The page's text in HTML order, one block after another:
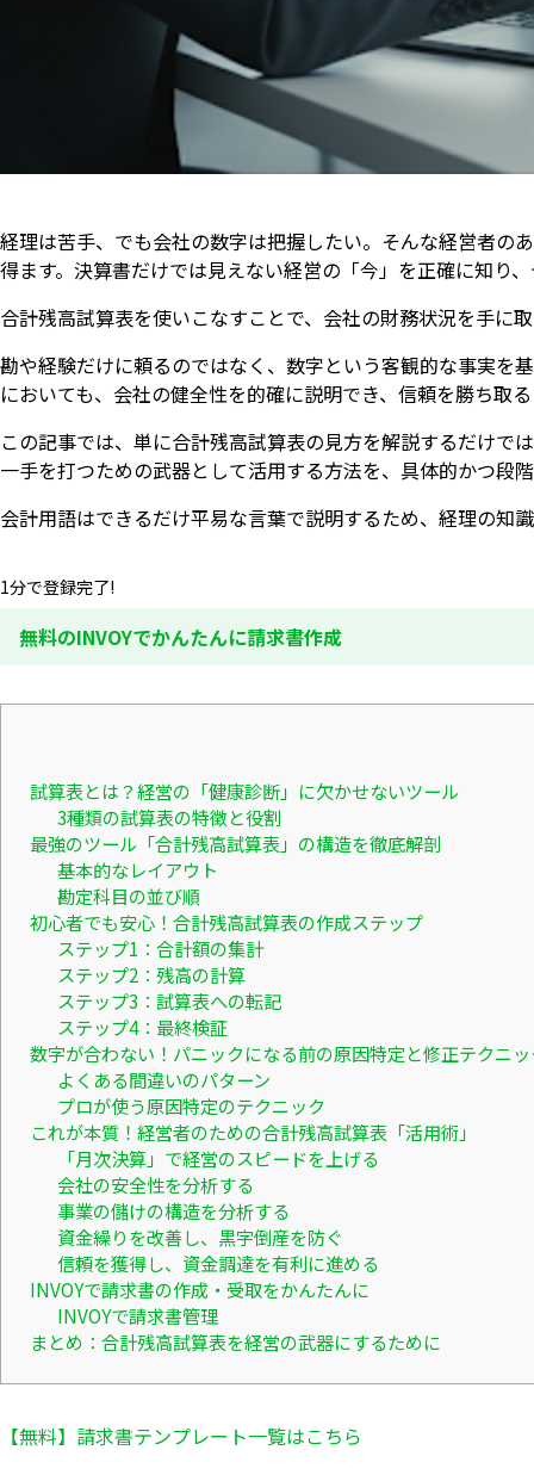
経理は苦手、でも会社の数字は把握したい。そんな経営者の
得ます。決算書だけでは見えない経営の「今」を正確に知り
合計残高試算表を使いこなすことで、会社の財務状況を手に
勘や経験だけに頼るのではなく、数字という客観的な事実を
においても、会社の健全性を的確に説明でき、信頼を勝ち取
この記事では、単に合計残高試算表の見方を解説するだけで
一手を打つための武器として活用する方法を、具体的かつ段
会計用語はできるだけ平易な言葉で説明するため、経理の知
1分で登録完了!
無料のINVOYでかんたんに請求書作成
試算表とは？経営の「健康診断」に欠かせないツール
3種類の試算表の特徴と役割
最強のツール「合計残高試算表」の構造を徹底解剖
基本的なレイアウト
勘定科目の並び順
初心者でも安心！合計残高試算表の作成ステップ
ステップ1：合計額の集計
ステップ2：残高の計算
ステップ3：試算表への転記
ステップ4：最終検証
数字が合わない！パニックになる前の原因特定と修正テクニ
よくある間違いのパターン
プロが使う原因特定のテクニック
これが本質！経営者のための合計残高試算表「活用術」
「月次決算」で経営のスピードを上げる
会社の安全性を分析する
事業の儲けの構造を分析する
資金繰りを改善し、黒字倒産を防ぐ
信頼を獲得し、資金調達を有利に進める
INVOYで請求書の作成・受取をかんたんに
INVOYで請求書管理
まとめ：合計残高試算表を経営の武器にするために
【無料】請求書テンプレート一覧はこちら